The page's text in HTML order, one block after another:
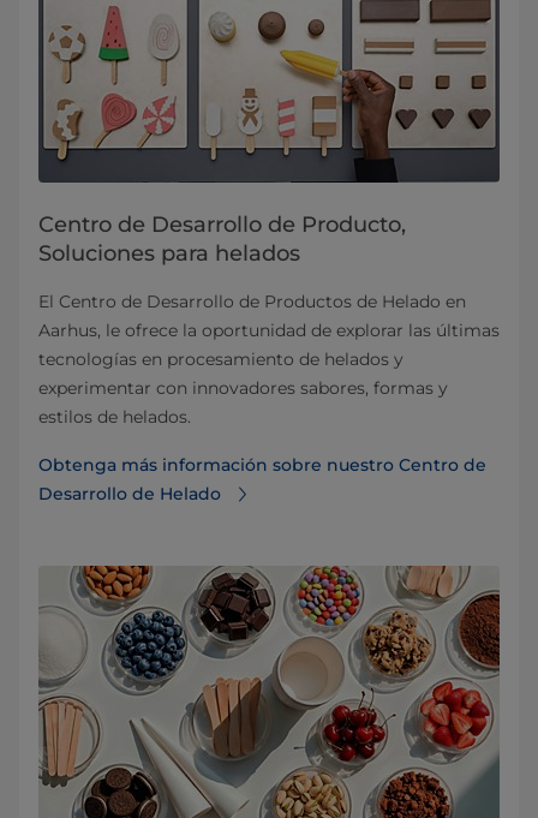
Centro de Desarrollo de Producto,
Soluciones para helados
El Centro de Desarrollo de Productos de Helado en
Aarhus, le ofrece la oportunidad de explorar las últimas
tecnologías en procesamiento de helados y
experimentar con innovadores sabores, formas y
estilos de helados.
Obtenga más información sobre nuestro Centro de
Desarrollo de Helado